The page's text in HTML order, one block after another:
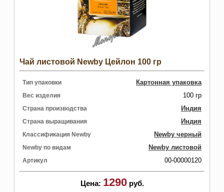
Чай листовой Newby Цейлон 100 гр
Тип упаковки Картонная упаковка
Вес изделия 100 гр
Страна производства Индия
Страна выращивания Индия
Классификация Newby Newby черный
Newby по видам Newby листовой
Артикул 00-00000120
Цена: 1290 руб.